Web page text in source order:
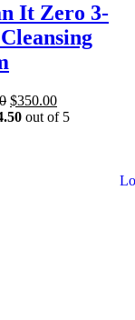
It Zero 3-
$350.00
out of 5